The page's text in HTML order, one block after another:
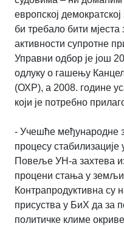
европској
би требало бити мјеста
активности супротне
Управни одбор је још
одлуку о гашењу
(ОХР), а 2008. године
који је потребно
- Учешће међународне
процесу
Повеље УН-а захтева
процени стања у
Контрапродуктивна су
присуства у БиХ да за
политичке климе